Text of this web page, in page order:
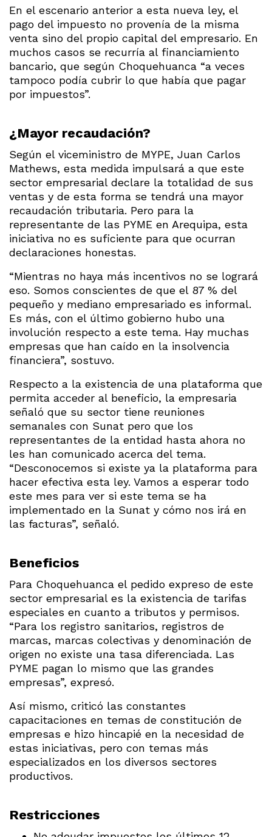
En el escenario anterior a esta nueva ley, el
pago del impuesto no provenía de la misma
venta sino del propio capital del empresario. En
muchos casos se recurría al financiamiento
bancario, que según Choquehuanca “a veces
tampoco podía cubrir lo que había que pagar
por impuestos”.
¿Mayor recaudación?
Según el viceministro de MYPE, Juan Carlos
Mathews, esta medida impulsará a que este
sector empresarial declare la totalidad de sus
ventas y de esta forma se tendrá una mayor
recaudación tributaria. Pero para la
representante de las PYME en Arequipa, esta
iniciativa no es suficiente para que ocurran
declaraciones honestas.
“Mientras no haya más incentivos no se logrará
eso. Somos conscientes de que el 87 % del
pequeño y mediano empresariado es informal.
Es más, con el último gobierno hubo una
involución respecto a este tema. Hay muchas
empresas que han caído en la insolvencia
financiera”, sostuvo.
Respecto a la existencia de una plataforma que
permita acceder al beneficio, la empresaria
señaló que su sector tiene reuniones
semanales con Sunat pero que los
representantes de la entidad hasta ahora no
les han comunicado acerca del tema.
“Desconocemos si existe ya la plataforma para
hacer efectiva esta ley. Vamos a esperar todo
este mes para ver si este tema se ha
implementado en la Sunat y cómo nos irá en
las facturas”, señaló.
Beneficios
Para Choquehuanca el pedido expreso de este
sector empresarial es la existencia de tarifas
especiales en cuanto a tributos y permisos.
“Para los registro sanitarios, registros de
marcas, marcas colectivas y denominación de
origen no existe una tasa diferenciada. Las
PYME pagan lo mismo que las grandes
empresas”, expresó.
Así mismo, criticó las constantes
capacitaciones en temas de constitución de
empresas e hizo hincapié en la necesidad de
estas iniciativas, pero con temas más
especializados en los diversos sectores
productivos.
Restricciones